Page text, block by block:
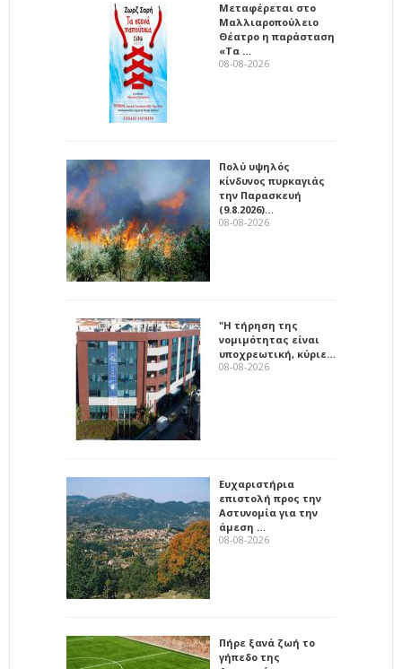
Μεταφέρεται στο
Μαλλιαροπούλειο
Θέατρο η παράσταση
«Τα …
08-08-2026
Πολύ υψηλός
κίνδυνος πυρκαγιάς
την Παρασκευή
(9.8.2026)…
08-08-2026
"Η τήρηση της
νομιμότητας είναι
υποχρεωτική, κύριε…
08-08-2026
Ευχαριστήρια
επιστολή προς την
Αστυνομία για την
άμεση …
08-08-2026
Πήρε ξανά ζωή το
γήπεδο της